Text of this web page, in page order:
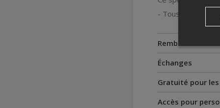
- Tous âges -
Remboursements
Échanges
Gratuité pour
Accès pour